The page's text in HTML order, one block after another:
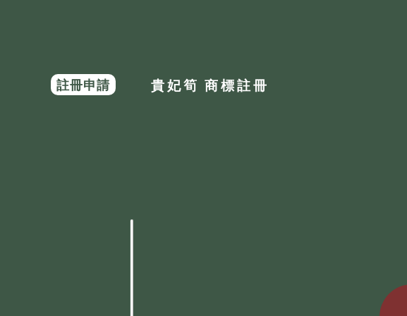
註冊申請 貴妃筍 商標註冊